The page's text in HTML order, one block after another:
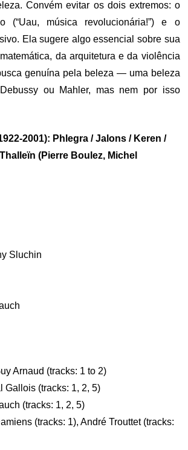
Convém evitar os dois extremos: o
(“Uau, música revolucionária!”) e o
Ela sugere algo essencial sobre sua
da arquitetura e da violência
genuína pela beleza — uma beleza
ou Mahler, mas nem por isso
2001): Phlegra / Jalons / Keren /
(Pierre Boulez, Michel
Sluchin
Arnaud (tracks: 1 to 2)
Gallois (tracks: 1, 2, 5)
(tracks: 1, 2, 5)
(tracks: 1), André Trouttet (tracks: